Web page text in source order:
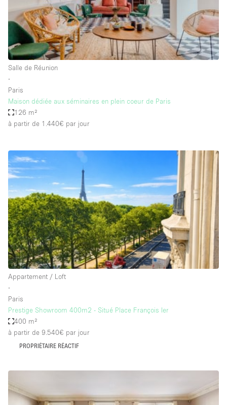
Air conditionné
Animals Friendly
Ascenseur
Bar
Comptoir
Cuisine
De plain-pied
Entrée Large
Espace Avec Vue
Espace Brut
Espace Epuré / Minimaliste
Exposition Véhicules
Internet
Licence Alcool
Lumière du Jour
Mobilier
Portants
Salle de Réunion
∙
Paris
Maison dédiée aux séminaires en plein coeur de Paris
126 m²
à partir de 1.440€ par jour
Appartement / Loft
∙
Paris
Prestige Showroom 400m2 - Situé Place François Ier
400 m²
à partir de 9.540€ par jour
PROPRIÉTAIRE RÉACTIF